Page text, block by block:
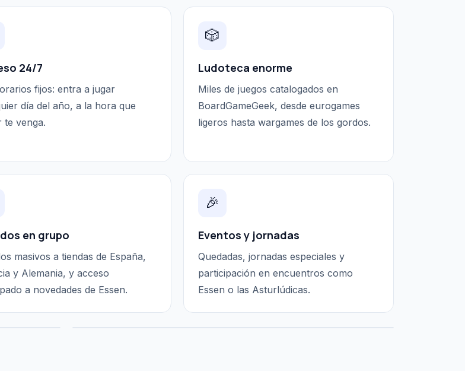
24/7
fijos: entra a jugar
día del año, a la hora que
te venga.
🎲
Ludoteca enorme
Miles de juegos catalogados en
BoardGameGeek, desde eurogames
ligeros hasta wargames de los gordos.
en grupo
masivos a tiendas de España,
y Alemania, y acceso
a novedades de Essen.
🎉
Eventos y jornadas
Quedadas, jornadas especiales y
participación en encuentros como
Essen o las Asturlúdicas.
Salas para jugar